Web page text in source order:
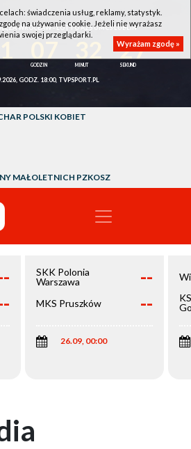
WROCŁAW - LOTTO AZS UMCS LUBLIN
26
GODZ. 18:00, TVPSPORT.PL
POLSKI KOBIET
MAŁOLETNICH PZKOSZ
SKK Polonia
Warszawa
--
MKS Pruszków --
26.09, 00:00
świadczenia usług, reklamy, statystyk.
na używanie cookie. Jeżeli nie wyrażasz
swojej przeglądarki.
Wyrażam zgodę »